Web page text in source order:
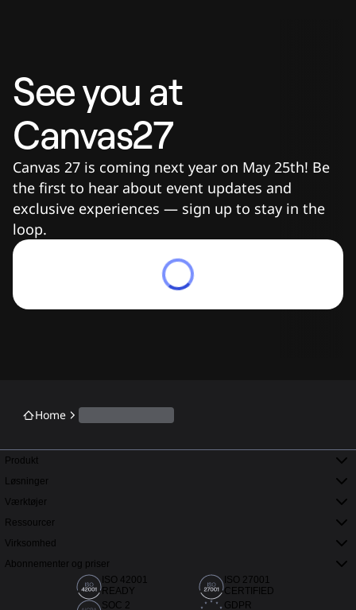
See you at
Canvas27
Canvas 27 is coming next year on May 25th! Be
the first to hear about event updates and
exclusive experiences — sign up to stay in the
loop.
Home
Produkt
Løsninger
Værktøjer
Ressourcer
Virksomhed
Abonnementer og priser
ISO 42001
READY
ISO 27001
CERTIFIED
SOC 2
GDPR